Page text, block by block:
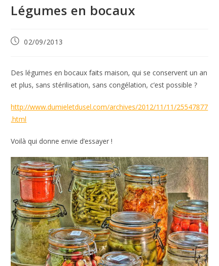
Légumes en bocaux
Publication
02/09/2013
Des légumes en bocaux faits maison, qui se conservent un an
et plus, sans stérilisation, sans congélation, c’est possible ?
http://www.dumieletdusel.com/archives/2012/11/11/25547877
.html
Voilà qui donne envie d’essayer !